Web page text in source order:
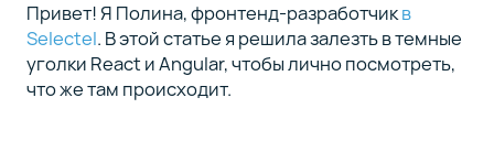
7
Задача 6: как
повысить
производительность
Привет! Я Полина, фронтенд-разработчикв
Selectel. В этой статье я решила залезть в темные
уголки React и Angular, чтобы лично посмотреть,
что же там происходит.